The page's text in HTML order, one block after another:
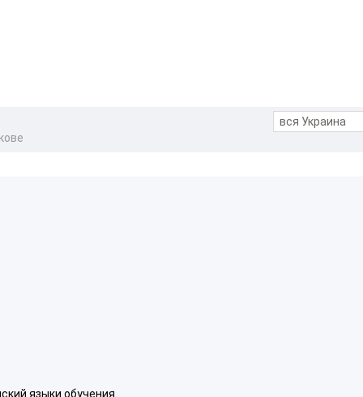
языки обучения.